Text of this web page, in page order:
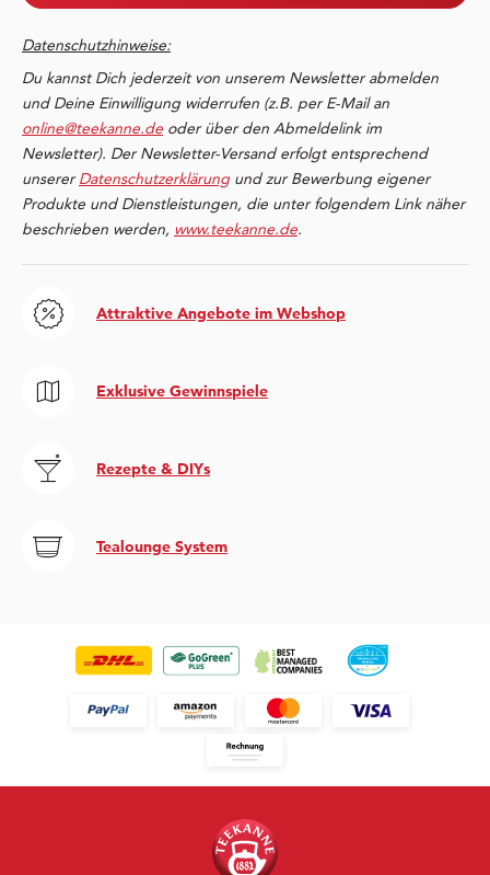
Datenschutzhinweise:
Du kannst Dich jederzeit von unserem Newsletter abmelden
und Deine Einwilligung widerrufen (z.B. per E-Mail an
online@teekanne.de oder über den Abmeldelink im
Newsletter). Der Newsletter-Versand erfolgt entsprechend
unsererDatenschutzerklärung und zur Bewerbung eigener
Produkte und Dienstleistungen, die unter folgendem Link näher
beschrieben werden, www.teekanne.de.
Attraktive Angebote im Webshop
Exklusive Gewinnspiele
Rezepte & DIYs
Tealounge System